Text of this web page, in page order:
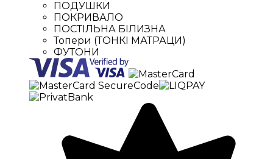
ПОДУШКИ
ПОКРИВАЛО
ПОСТІЛЬНА БІЛИЗНА
Топери (ТОНКІ МАТРАЦИ)
ФУТОНИ